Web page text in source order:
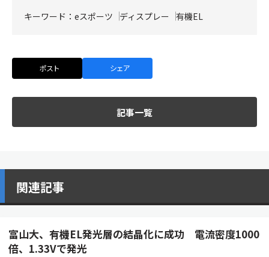
キーワード： eスポーツ ディスプレー 有機EL
ポスト シェア
記事一覧
関連記事
富山大、有機EL発光層の結晶化に成功 電流密度1000
倍、1.33Vで発光